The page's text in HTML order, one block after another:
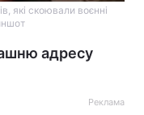
які скоювали воєнні
адресу
Реклама